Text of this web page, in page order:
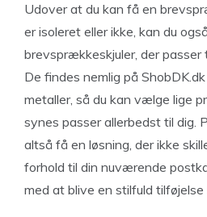
Udover at du kan få en
er isoleret eller ikke, kan du
brevsprækkeskjuler, der passer
De findes nemlig på
metaller, så du kan vælge lige
synes passer allerbedst til dig.
altså få en løsning, der ikke
forhold til din nuværende
med at blive en stilfuld